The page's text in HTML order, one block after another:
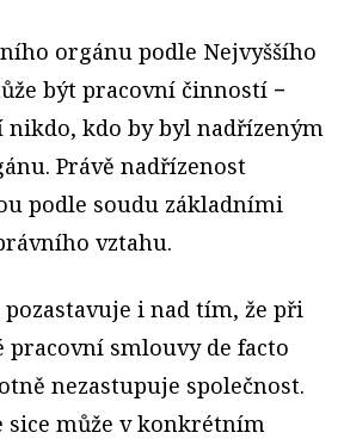
orgánu podle Nejvyššího
být pracovní činností −
kdo by byl nadřízeným
Právě nadřízenost
podle soudu základními
vztahu.
pozastavuje i nad tím, že při
smlouvy de facto
nezastupuje společnost.
sice může v konkrétním